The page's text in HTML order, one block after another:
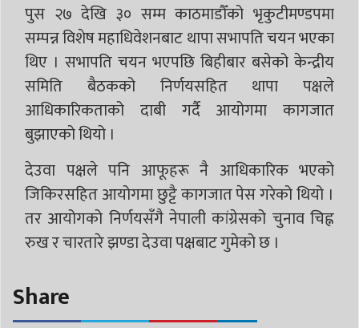
पुस २७ देखि ३० सम्म काठमाडौँको भृकुटीमण्डपमा
सम्पन्न विशेष महाधिवेशनबाट थापा सभापति चयन भएका
थिए । सभापति चयन भएपछि बिहीबार बसेको केन्द्रीय
समिति बैठकको निर्णयसहित थापा पक्षले
आधिकारिकताको दाबी गर्दै आयोगमा कागजात
बुझाएको थियो ।
देउवा पक्षले पनि आफूहरू नै आधिकारिक भएको
जिकिरसहित आयोगमा छुट्टै कागजात पेस गरेको थियो ।
तर आयोगको निर्णयसँगै नेपाली कांग्रेसको चुनाव चिह्न
रुख र चारतारे झण्डा देउवा पक्षबाट गुमेको छ ।
Share